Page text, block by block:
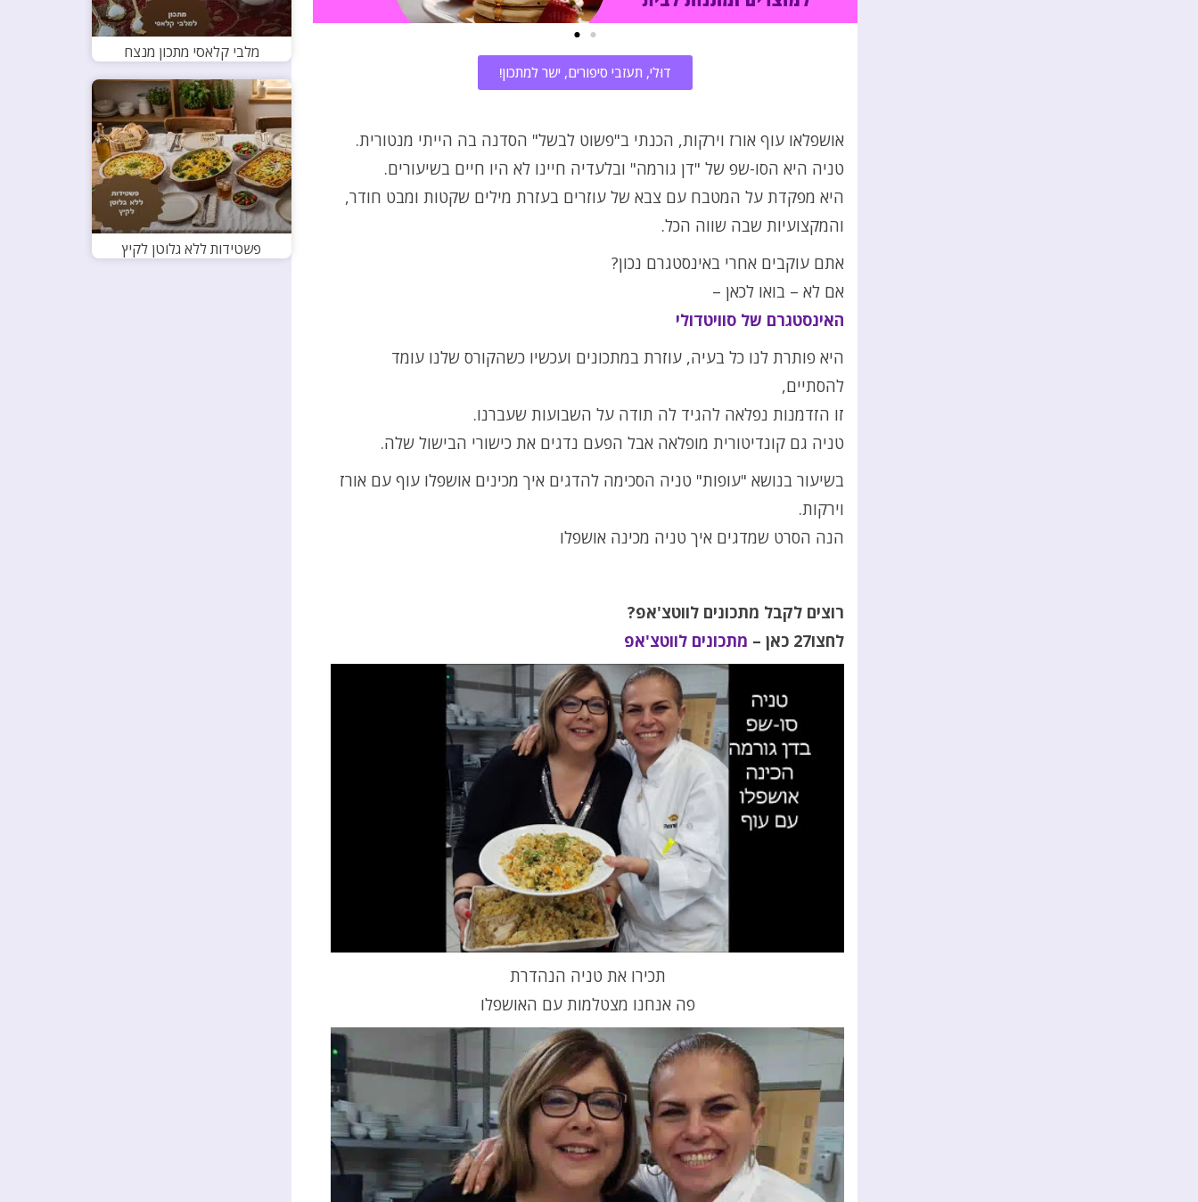
דוּלי, תעזבי סיפורים, ישר למתכון!
אושפלאו עוף אורז וירקות, הכנתי ב"פשוט לבשל" הסדנה בה הייתי מנטורית.
טניה היא הסו-שפ של "דן גורמה" ובלעדיה חיינו לא היו חיים בשיעורים.
היא מפקדת על המטבח עם צבא של עוזרים בעזרת מילים שקטות ומבט חודר,
והמקצועיות שבה שווה הכל.
אתם עוקבים אחרי באינסטגרם נכון?
אם לא – בואו לכאן –
האינסטגרם של סוויטדולי
היא פותרת לנו כל בעיה, עוזרת במתכונים ועכשיו כשהקורס שלנו עומד
להסתיים,
זו הזדמנות נפלאה להגיד לה תודה על השבועות שעברנו.
טניה גם קונדיטורית מופלאה אבל הפעם נדגים את כישורי הבישול שלה.
בשיעור בנושא "עופות" טניה הסכימה להדגים איך מכינים אושפלו עוף עם אורז
וירקות.
הנה הסרט שמדגים איך טניה מכינה אושפלו
רוצים לקבל מתכונים לווטצ'אפ?
לחצו27 כאן
– מתכונים לווטצ'אפ
תכירו את טניה הנהדרת
פה אנחנו מצטלמות עם האושפלו
מלבי קלאסי מתכון מנצח
פשטידות ללא גלוטן לקיץ